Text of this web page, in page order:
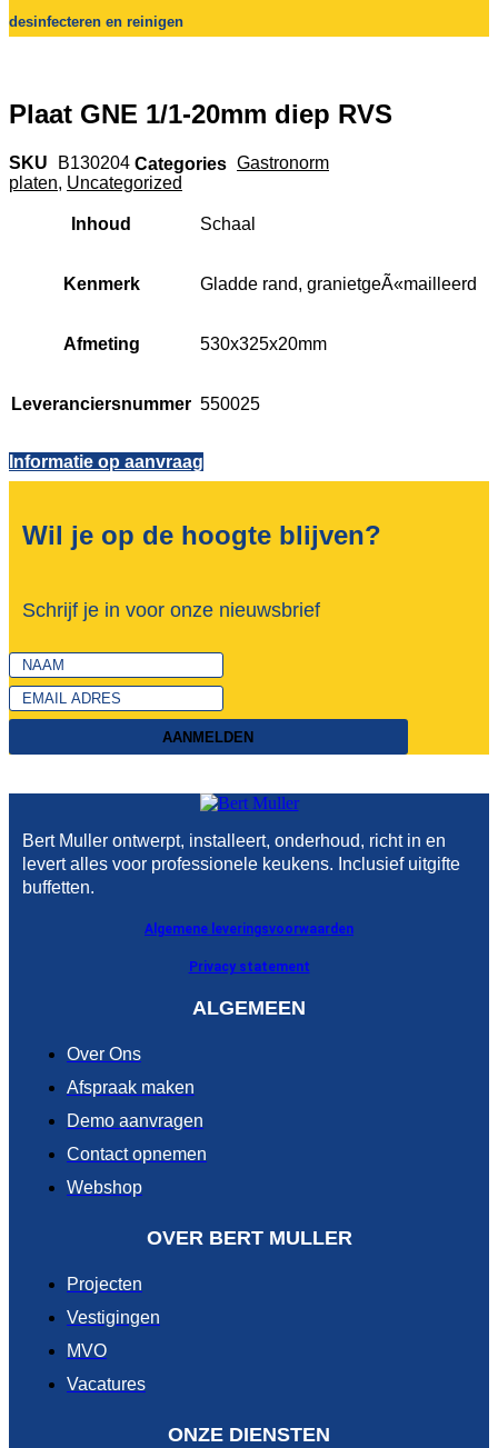
desinfecteren en reinigen
Plaat GNE 1/1-20mm diep RVS
SKU B130204 Categories Gastronorm
platen, Uncategorized
Inhoud Schaal
Kenmerk Gladde rand, granietgeÃ«mailleerd
Afmeting 530x325x20mm
Leveranciersnummer 550025
Informatie op aanvraag
Wil je op de hoogte blijven?
Schrijf je in voor onze nieuwsbrief
AANMELDEN
Bert Muller ontwerpt, installeert, onderhoud, richt in en
levert alles voor professionele keukens. Inclusief uitgifte
buffetten.
Algemene leveringsvoorwaarden
Privacy statement
ALGEMEEN
Over Ons
Afspraak maken
Demo aanvragen
Contact opnemen
Webshop
OVER BERT MULLER
Projecten
Vestigingen
MVO
Vacatures
ONZE DIENSTEN